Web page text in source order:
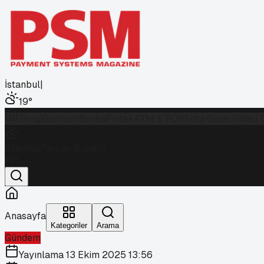
İstanbul|
19°
Anasayfa
Kategoriler Arama
Gündem
Yayınlama13 Ekim 2025 13:56